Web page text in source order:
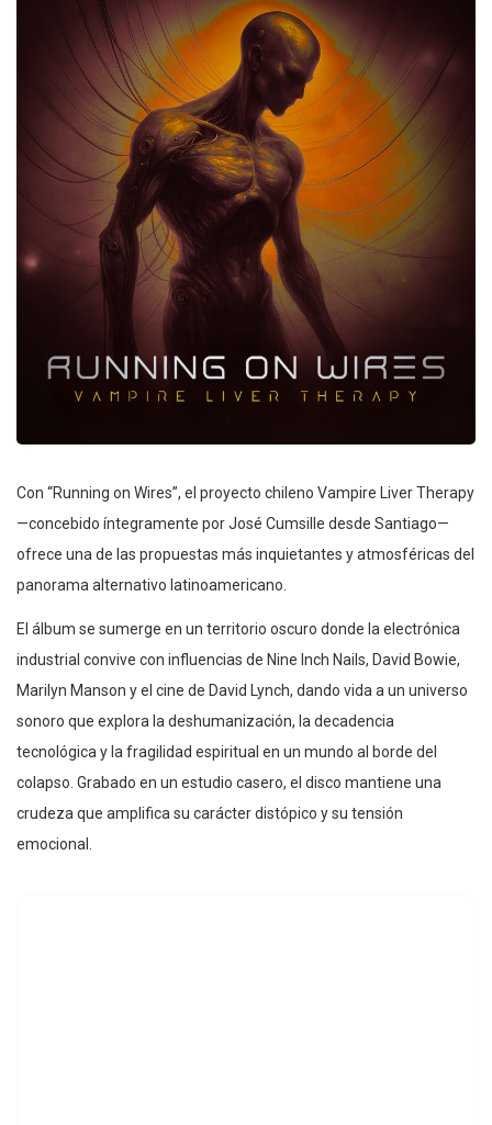
Con “Running on Wires”, el proyecto chileno Vampire Liver Therapy
—concebido íntegramente por José Cumsille desde Santiago—
ofrece una de las propuestas más inquietantes y atmosféricas del
panorama alternativo latinoamericano.
El álbum se sumerge en un territorio oscuro donde la electrónica
industrial convive con influencias de Nine Inch Nails, David Bowie,
Marilyn Manson y el cine de David Lynch, dando vida a un universo
sonoro que explora la deshumanización, la decadencia
tecnológica y la fragilidad espiritual en un mundo al borde del
colapso. Grabado en un estudio casero, el disco mantiene una
crudeza que amplifica su carácter distópico y su tensión
emocional.